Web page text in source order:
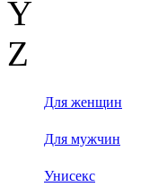
Y
Z
Для женщин
Для мужчин
Унисекс